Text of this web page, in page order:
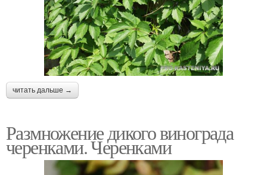
читать дальше →
Размножение дикого винограда
черенками. Черенками